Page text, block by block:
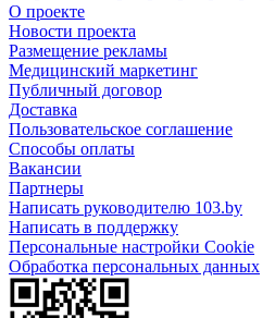
О проекте
Новости проекта
Размещение рекламы
Медицинский маркетинг
Публичный договор
Доставка
Пользовательское соглашение
Способы оплаты
Вакансии
Партнеры
Написать руководителю 103.by
Написать в поддержку
Персональные настройки Cookie
Обработка персональных данных